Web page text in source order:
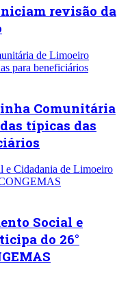
revisão da
Comunitária
típicas das
Social e
do 26°